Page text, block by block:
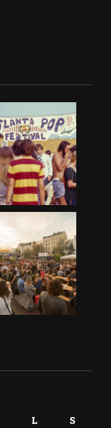
L S